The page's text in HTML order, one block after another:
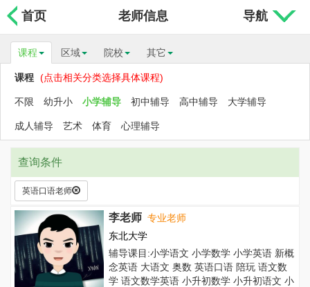
首页 老师信息 导航
课程 区域 院校 其它
课程 (点击相关分类选择具体课程)
不限 幼升小 小学辅导 初中辅导 高中辅导 大学辅导
成人辅导 艺术 体育 心理辅导
查询条件
英语口语老师
李老师 专业老师
东北大学
辅导课目:小学语文 小学数学 小学英语 新概
念英语 大语文 奥数 英语口语 陪玩 语文数
学 语文数学英语 小升初数学 小升初语文 小